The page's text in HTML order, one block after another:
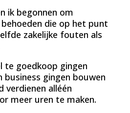
ik begonnen om
die op het punt
zakelijke fouten als
te goedkoop gingen
business gingen bouwen
verdienen alléén
meer uren te maken.